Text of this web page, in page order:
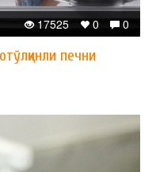
0
0
17525
печни